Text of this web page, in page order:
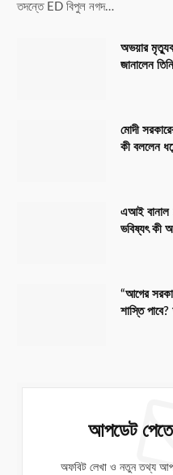
তদন্তে ED বিপুল নগদ…
অভয়ার
জানালেন
মোদী
কী বললেন
এআই বানাল
ভবিষ্যৎ কী
“আগের
শাস্তি পাবে?
আপডেট পেতে
অফবিট লেখা ও নতুন তথ্য